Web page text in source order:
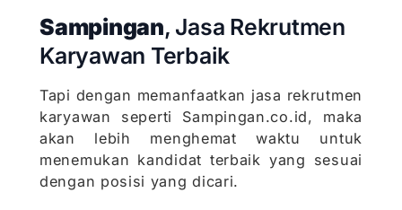
Sampingan, Jasa Rekrutmen
Karyawan Terbaik
Tapi dengan memanfaatkan jasa rekrutmen
karyawan seperti Sampingan.co.id, maka
akan lebih menghemat waktu untuk
menemukan kandidat terbaik yang sesuai
dengan posisi yang dicari.